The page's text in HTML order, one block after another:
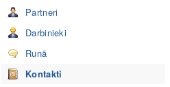
Partneri
Darbinieki
Runā
Kontakti